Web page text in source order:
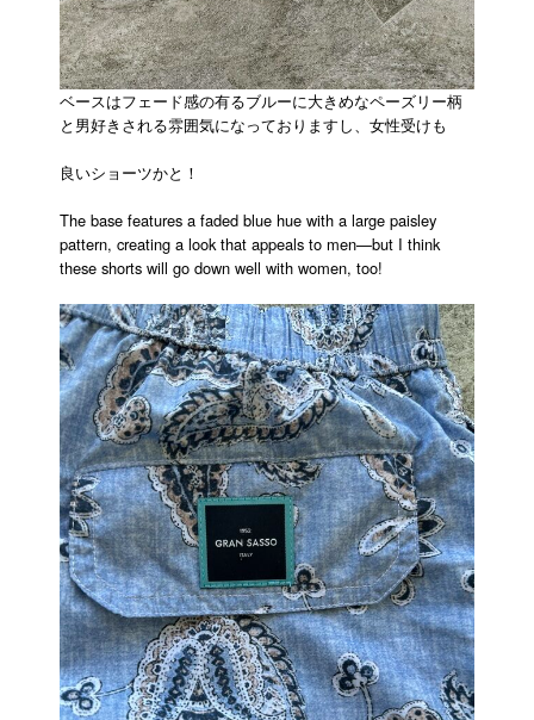
ベースはフェード感の有るブルーに大きめなペーズリー柄
と男好きされる雰囲気になっておりますし、女性受けも
良いショーツかと！
The base features a faded blue hue with a large paisley
pattern, creating a look that appeals to men—but I think
these shorts will go down well with women, too!